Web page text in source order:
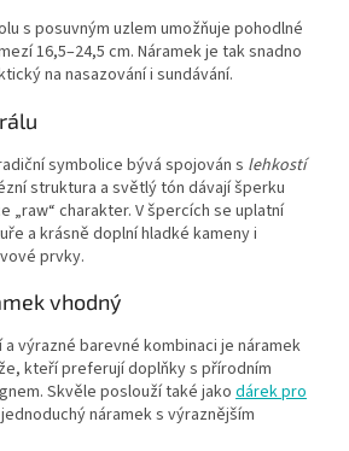
s posuvným uzlem umožňuje pohodlné
16,5–24,5 cm. Náramek je tak snadno
na nasazování i sundávání.
symbolice bývá spojován s lehkostí
struktura a světlý tón dávají šperku
„raw“ charakter. V špercích se uplatní
a krásně doplní hladké kameny i
prvky.
vhodný
výrazné barevné kombinaci je náramek
kteří preferují doplňky s přírodním
Skvěle poslouží také jako dárek pro
náramek s výraznějším